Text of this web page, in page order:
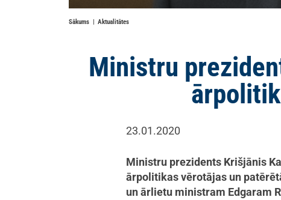
Sākums Aktualitātes
Ministru
23.01.2020
Ministru prezidents Krišjānis
ārpolitikas vērotājas un
un ārlietu ministram Edgaram